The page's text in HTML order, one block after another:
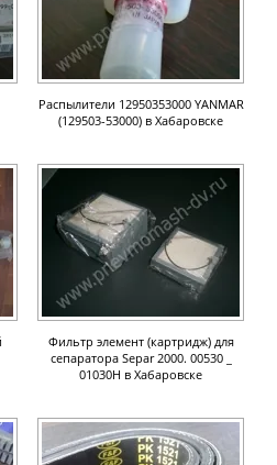
Распылители 12950353000 YANMAR
(129503-53000) в Хабаровске
Фильтр элемент (картридж) для
сепаратора Separ 2000. 00530 _
01030Н в Хабаровске